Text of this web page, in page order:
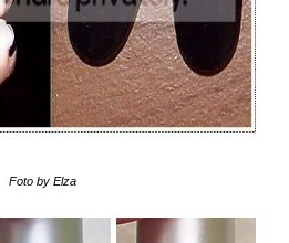
Foto by Elza